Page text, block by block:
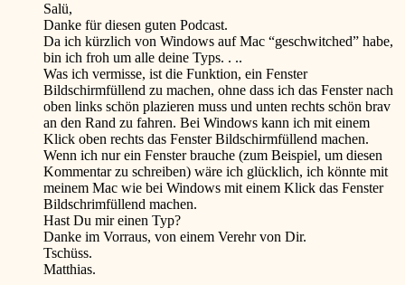
Salü,
Danke für diesen guten Podcast.
Da ich kürzlich von Windows auf Mac “geschwitched” habe,
bin ich froh um alle deine Typs. . ..
Was ich vermisse, ist die Funktion, ein Fenster
Bildschirmfüllend zu machen, ohne dass ich das Fenster nach
oben links schön plazieren muss und unten rechts schön brav
an den Rand zu fahren. Bei Windows kann ich mit einem
Klick oben rechts das Fenster Bildschirmfüllend machen.
Wenn ich nur ein Fenster brauche (zum Beispiel, um diesen
Kommentar zu schreiben) wäre ich glücklich, ich könnte mit
meinem Mac wie bei Windows mit einem Klick das Fenster
Bildschrimfüllend machen.
Hast Du mir einen Typ?
Danke im Vorraus, von einem Verehr von Dir.
Tschüss.
Matthias.